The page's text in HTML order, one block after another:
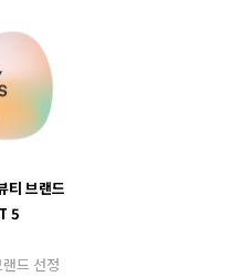
티 브랜드
5
드 선정